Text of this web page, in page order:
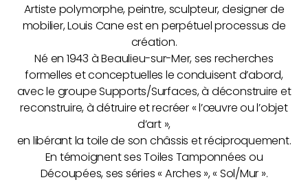
Artiste polymorphe, peintre, sculpteur, designer de
mobilier, Louis Cane est en perpétuel processus de
création.
Né en 1943 à Beaulieu-sur-Mer, ses recherches
formelles et conceptuelles le conduisent d’abord,
avec le groupe Supports/Surfaces, à déconstruire et
reconstruire, à détruire et recréer « l’œuvre ou l’objet
d’art »,
en libérant la toile de son châssis et réciproquement.
En témoignent ses Toiles Tamponnées ou
Découpées, ses séries « Arches », « Sol/Mur ».